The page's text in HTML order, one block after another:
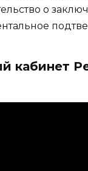
о
кабинет